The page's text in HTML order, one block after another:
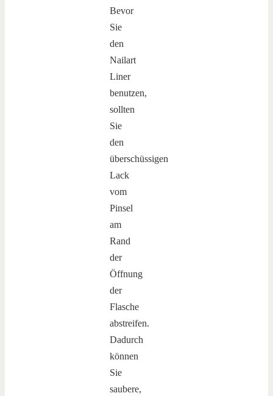
Bevor
Sie
den
Nailart
Liner
benutzen,
sollten
Sie
den
überschüssigen
Lack
vom
Pinsel
am
Rand
der
Öffnung
der
Flasche
abstreifen.
Dadurch
können
Sie
saubere,